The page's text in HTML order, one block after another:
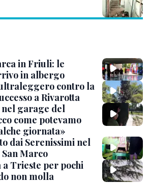
in Friuli: le
in albergo
contro la
a Rivarotta
garage del
come potevamo
giornata»
dai Serenissimi nel
Marco
Trieste per pochi
non molla